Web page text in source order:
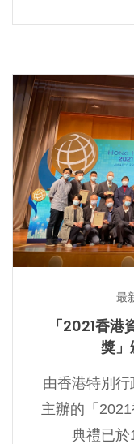
最
「2021香
獎」
由香港特別
主辦的「
典禮已